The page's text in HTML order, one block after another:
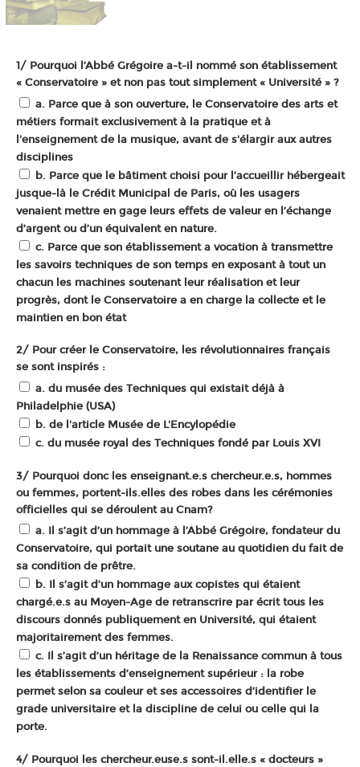
1/ Pourquoi l’Abbé Grégoire a-t-il nommé son établissement
« Conservatoire » et non pas tout simplement « Université » ?
a. Parce que à son ouverture, le Conservatoire des arts et
métiers formait exclusivement à la pratique et à
l'enseignement de la musique, avant de s'élargir aux autres
disciplines
b. Parce que le bâtiment choisi pour l’accueillir hébergeait
jusque-là le Crédit Municipal de Paris, où les usagers
venaient mettre en gage leurs effets de valeur en l’échange
d’argent ou d’un équivalent en nature.
c. Parce que son établissement a vocation à transmettre
les savoirs techniques de son temps en exposant à tout un
chacun les machines soutenant leur réalisation et leur
progrès, dont le Conservatoire a en charge la collecte et le
maintien en bon état
2/ Pour créer le Conservatoire, les révolutionnaires français
se sont inspirés :
a. du musée des Techniques qui existait déjà à
Philadelphie (USA)
b. de l'article Musée de L'Encylopédie
c. du musée royal des Techniques fondé par Louis XVI
3/ Pourquoi donc les enseignant.e.s chercheur.e.s, hommes
ou femmes, portent-ils.elles des robes dans les cérémonies
officielles qui se déroulent au Cnam?
a. Il s’agit d’un hommage à l’Abbé Grégoire, fondateur du
Conservatoire, qui portait une soutane au quotidien du fait de
sa condition de prêtre.
b. Il s’agit d’un hommage aux copistes qui étaient
chargé.e.s au Moyen-Age de retranscrire par écrit tous les
discours donnés publiquement en Université, qui étaient
majoritairement des femmes.
c. Il s’agit d’un héritage de la Renaissance commun à tous
les établissements d’enseignement supérieur : la robe
permet selon sa couleur et ses accessoires d’identifier le
grade universitaire et la discipline de celui ou celle qui la
porte.
4/ Pourquoi les chercheur.euse.s sont-il.elle.s « docteurs »